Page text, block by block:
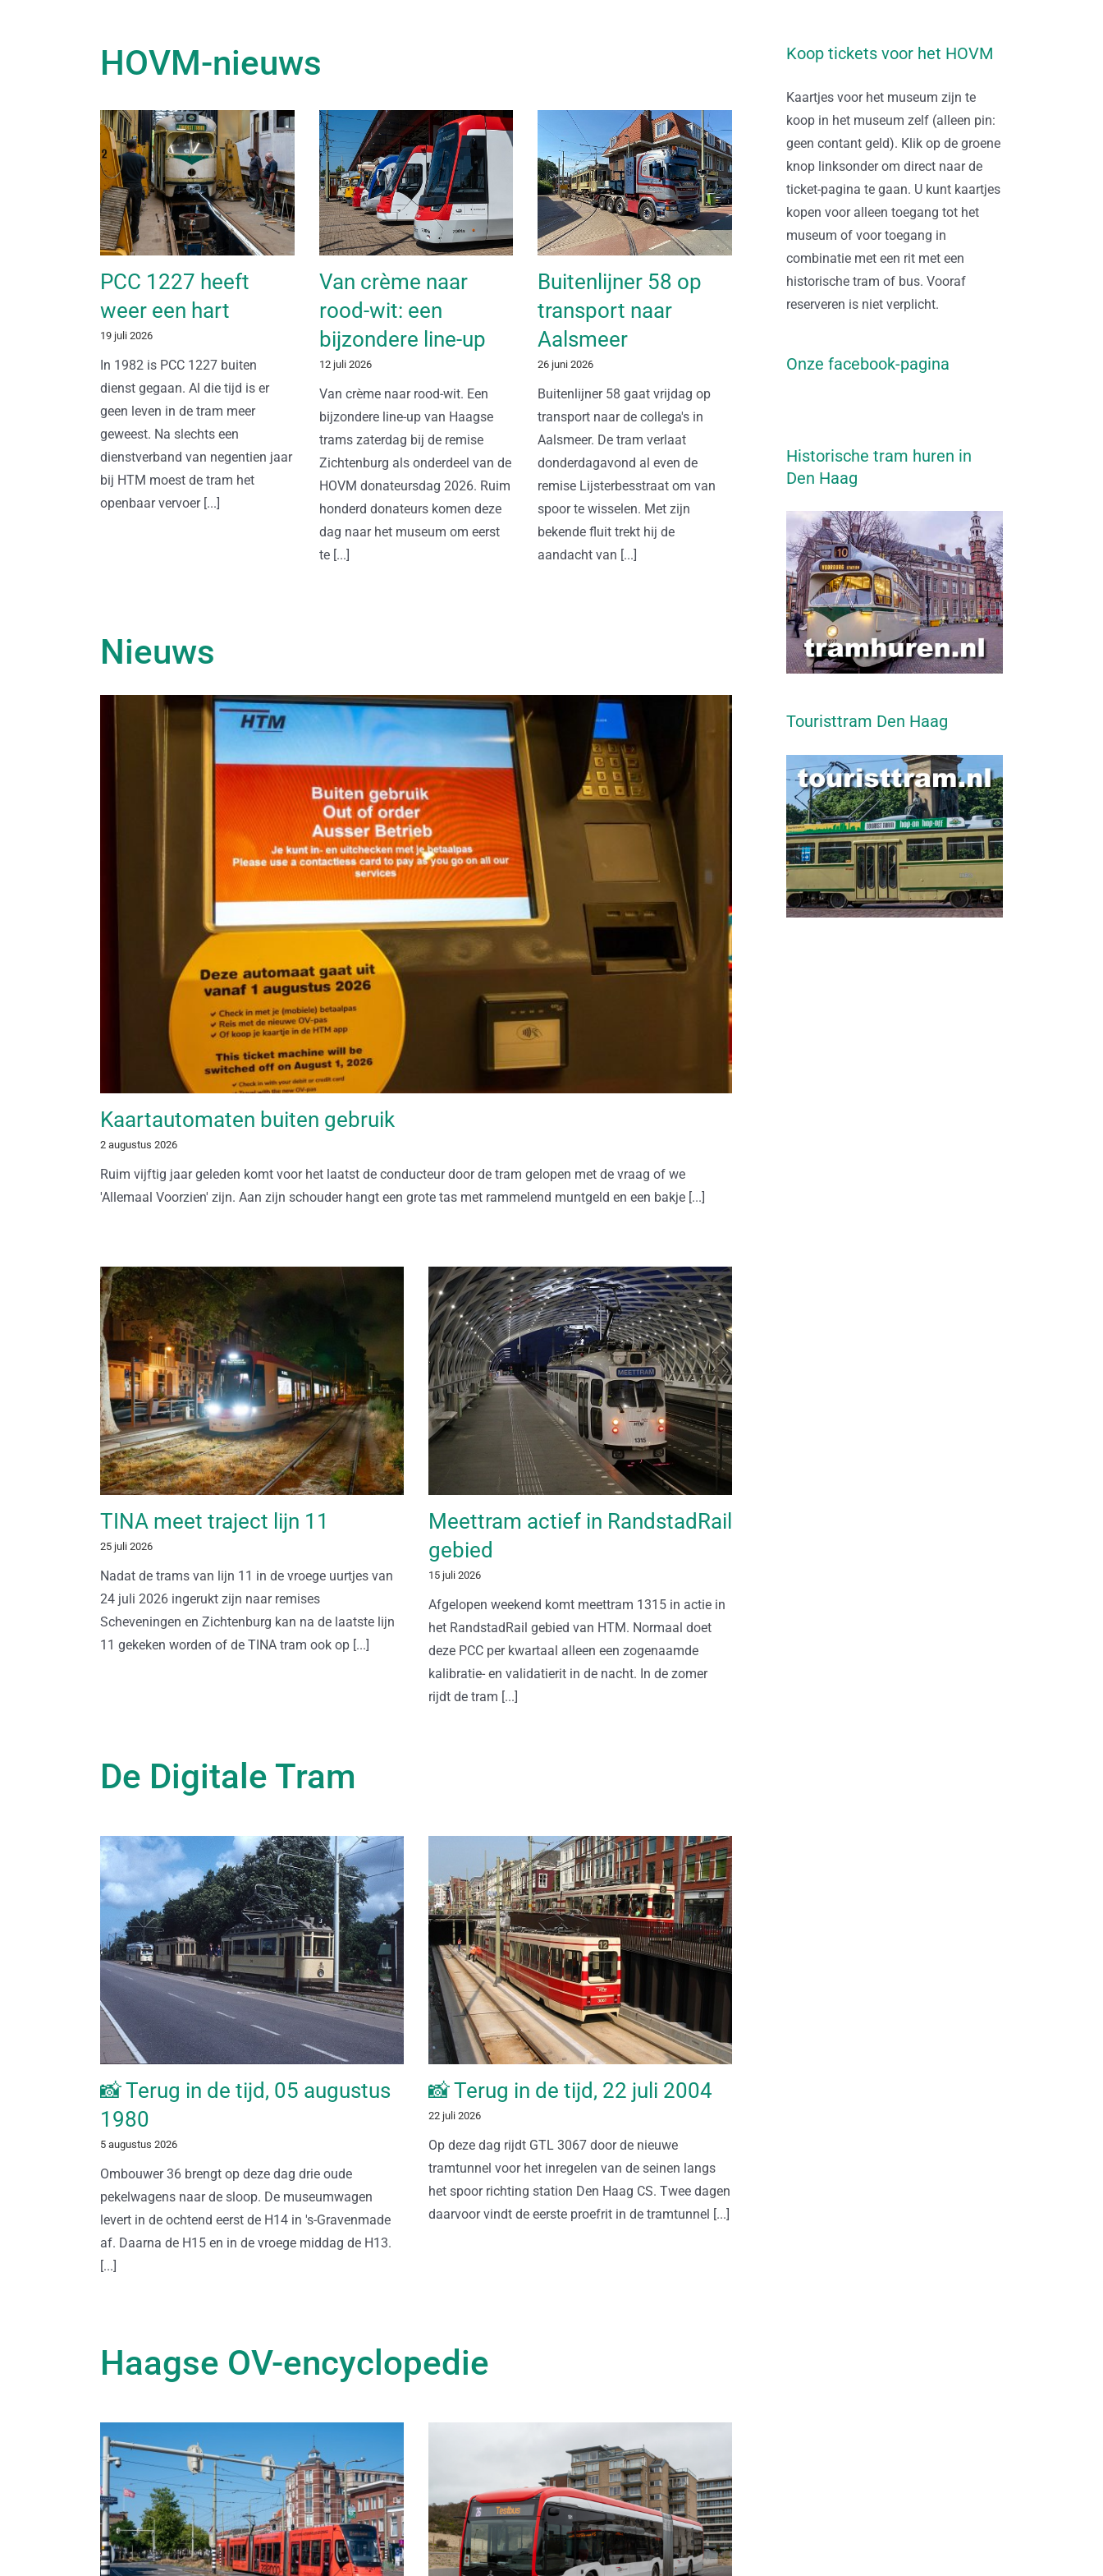
HOVM-nieuws
PCC 1227 heeft
weer een hart
19 juli 2026
In 1982 is PCC 1227 buiten
dienst gegaan. Al die tijd is er
geen leven in de tram meer
geweest. Na slechts een
dienstverband van negentien jaar
bij HTM moest de tram het
openbaar vervoer [...]
Van crème naar
rood-wit: een
bijzondere line-up
12 juli 2026
Van crème naar rood-wit. Een
bijzondere line-up van Haagse
trams zaterdag bij de remise
Zichtenburg als onderdeel van de
HOVM donateursdag 2026. Ruim
honderd donateurs komen deze
dag naar het museum om eerst
te [...]
Buitenlijner 58 op
transport naar
Aalsmeer
26 juni 2026
Buitenlijner 58 gaat vrijdag op
transport naar de collega's in
Aalsmeer. De tram verlaat
donderdagavond al even de
remise Lijsterbesstraat om van
spoor te wisselen. Met zijn
bekende fluit trekt hij de
aandacht van [...]
Nieuws
Kaartautomaten buiten gebruik
2 augustus 2026
Ruim vijftig jaar geleden komt voor het laatst de conducteur door de tram gelopen met de vraag of we
'Allemaal Voorzien' zijn. Aan zijn schouder hangt een grote tas met rammelend muntgeld en een bakje [...]
TINA meet traject lijn 11
25 juli 2026
Nadat de trams van lijn 11 in de vroege uurtjes van
24 juli 2026 ingerukt zijn naar remises
Scheveningen en Zichtenburg kan na de laatste lijn
11 gekeken worden of de TINA tram ook op [...]
Meettram actief in RandstadRail
gebied
15 juli 2026
Afgelopen weekend komt meettram 1315 in actie in
het RandstadRail gebied van HTM. Normaal doet
deze PCC per kwartaal alleen een zogenaamde
kalibratie- en validatierit in de nacht. In de zomer
rijdt de tram [...]
De Digitale Tram
📸 Terug in de tijd, 05 augustus
1980
5 augustus 2026
Ombouwer 36 brengt op deze dag drie oude
pekelwagens naar de sloop. De museumwagen
levert in de ochtend eerst de H14 in 's-Gravenmade
af. Daarna de H15 en in de vroege middag de H13.
[...]
📸 Terug in de tijd, 22 juli 2004
22 juli 2026
Op deze dag rijdt GTL 3067 door de nieuwe
tramtunnel voor het inregelen van de seinen langs
het spoor richting station Den Haag CS. Twee dagen
daarvoor vindt de eerste proefrit in de tramtunnel [...]
Haagse OV-encyclopedie
Koop tickets voor het HOVM
Kaartjes voor het museum zijn te
koop in het museum zelf (alleen pin:
geen contant geld). Klik op de groene
knop linksonder om direct naar de
ticket-pagina te gaan. U kunt kaartjes
kopen voor alleen toegang tot het
museum of voor toegang in
combinatie met een rit met een
historische tram of bus. Vooraf
reserveren is niet verplicht.
Onze facebook-pagina
Historische tram huren in
Den Haag
Touristtram Den Haag